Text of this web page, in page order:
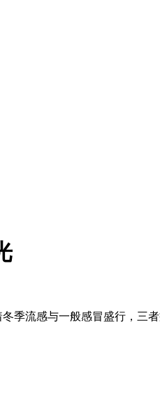
季流感与一般感冒盛行，三